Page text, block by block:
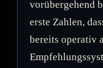
vorübergehend
erste Zahlen,
bereits operativ